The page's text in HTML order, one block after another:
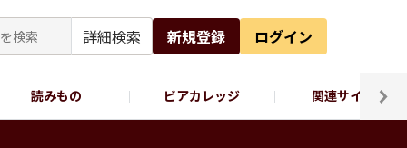
詳細検索 新規登録 ログイン
読みもの ビアカレッジ 関連サイト